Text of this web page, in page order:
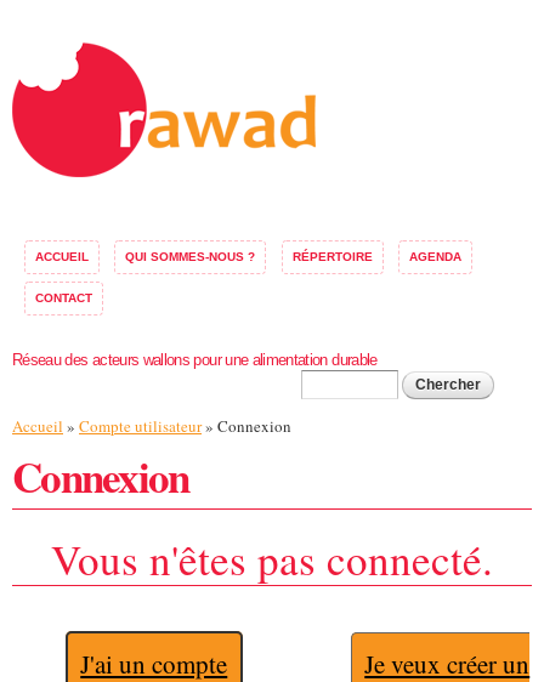
ACCUEIL QUI SOMMES-NOUS ? RÉPERTOIRE AGENDA
CONTACT
Réseau des acteurs wallons pour une alimentation durable
Formulaire de
Vous êtes ici
Accueil » Compte utilisateur» Connexion
Connexion
Vous n'êtes pas connecté.
J'ai un compte
Je veux créer un